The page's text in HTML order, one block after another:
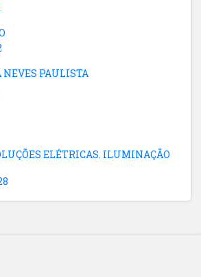
PAULISTA
ELÉTRICAS. ILUMINAÇÃO